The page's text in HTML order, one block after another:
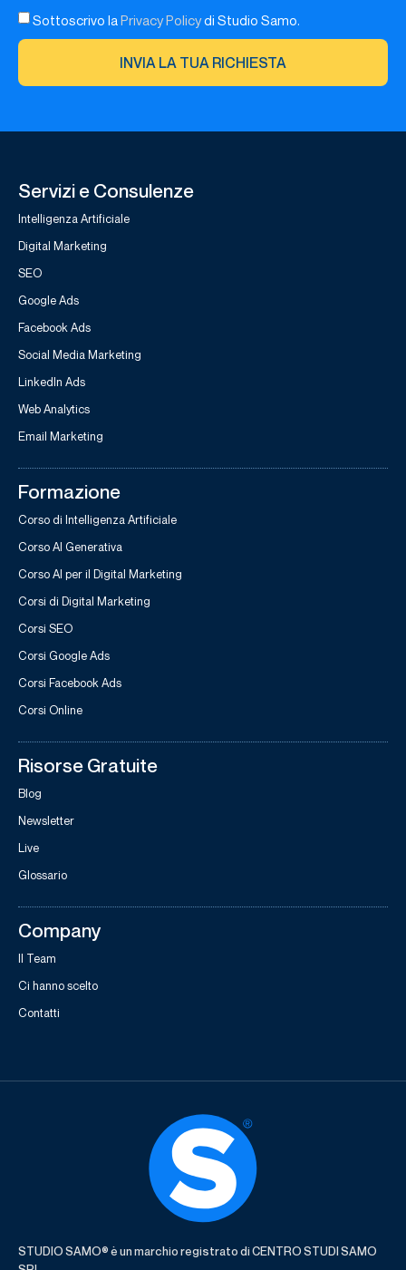
Sottoscrivo laPrivacy Policydi Studio Samo.
INVIA LA TUA RICHIESTA
Servizi e Consulenze
Intelligenza Artificiale
Digital Marketing
SEO
Google Ads
Facebook Ads
Social Media Marketing
LinkedIn Ads
Web Analytics
Email Marketing
Formazione
Corso di Intelligenza Artificiale
Corso AI Generativa
Corso AI per il Digital Marketing
Corsi di Digital Marketing
Corsi SEO
Corsi Google Ads
Corsi Facebook Ads
Corsi Online
Risorse Gratuite
Blog
Newsletter
Live
Glossario
Company
Il Team
Ci hanno scelto
Contatti
STUDIO SAMO® è un marchio registrato di CENTRO STUDI SAMO